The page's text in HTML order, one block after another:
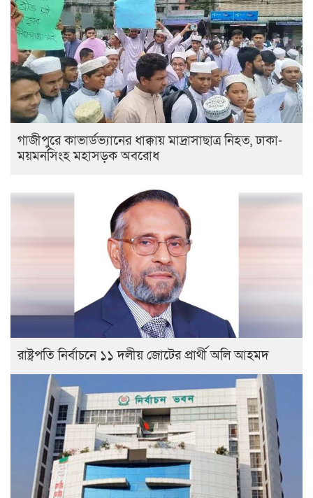
গাজীপুরে কাভার্ডভ্যানের ধাক্কায় মাদ্রাসাছাত্র নিহত, ঢাকা-
ময়মনসিংহ মহাসড়ক অবরোধ
রাষ্ট্রপতি নির্বাচনে ১১ দলীয় জোটের প্রার্থী অলি আহমদ